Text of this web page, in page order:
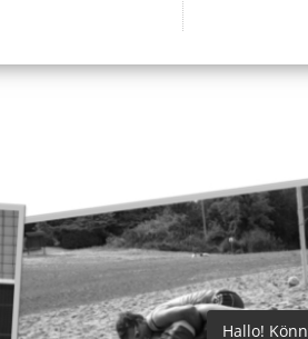
Hallo!